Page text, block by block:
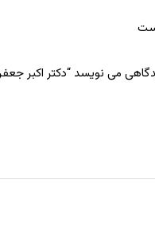
می نویسد “دکتر اکبر